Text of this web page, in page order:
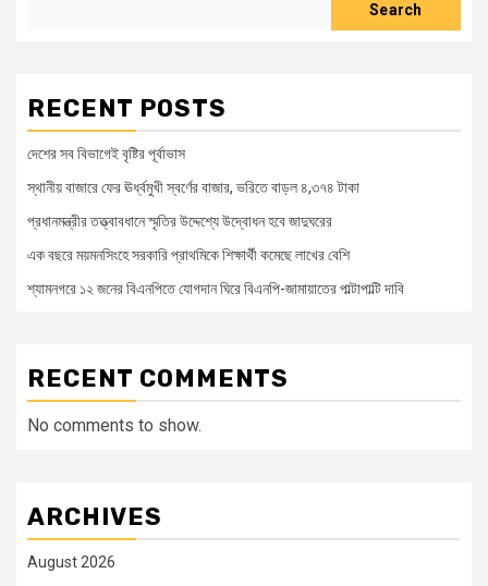
Search
RECENT POSTS
দেশের সব বিভাগেই বৃষ্টির পূর্বাভাস
স্থানীয় বাজারে ফের ঊর্ধ্বমুখী স্বর্ণের বাজার, ভরিতে বাড়ল ৪,৩৭৪ টাকা
প্রধানমন্ত্রীর তত্ত্বাবধানে স্মৃতির উদ্দেশ্যে উদ্বোধন হবে জাদুঘরের
এক বছরে ময়মনসিংহে সরকারি প্রাথমিকে শিক্ষার্থী কমেছে লাখের বেশি
শ্যামনগরে ১২ জনের বিএনপিতে যোগদান ঘিরে বিএনপি-জামায়াতের পাল্টাপাল্টি দাবি
RECENT COMMENTS
No comments to show.
ARCHIVES
August 2026